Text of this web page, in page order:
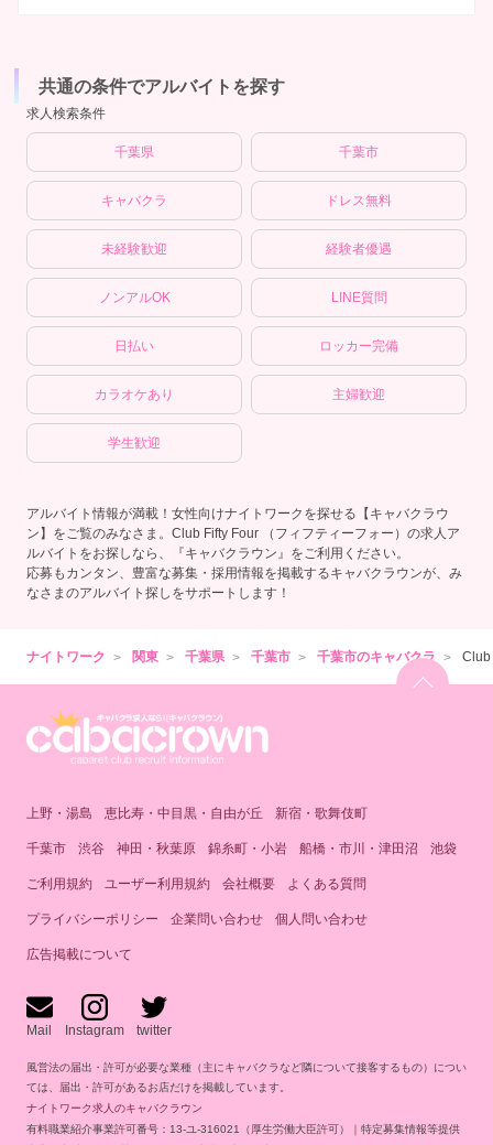
共通の条件でアルバイトを探す
求人検索条件
千葉県 千葉市
キャバクラ ドレス無料
未経験歓迎 経験者優遇
ノンアルOK LINE質問
日払い ロッカー完備
カラオケあり 主婦歓迎
学生歓迎
アルバイト情報が満載！女性向けナイトワークを探せる【キャバクラウ
ン】をご覧のみなさま。Club Fifty Four （フィフティーフォー）の求人ア
ルバイトをお探しなら、『キャバクラウン』をご利用ください。
応募もカンタン、豊富な募集・採用情報を掲載するキャバクラウンが、み
なさまのアルバイト探しをサポートします！
ナイトワーク 関東 千葉県 千葉市 千葉市のキャバクラ Club
上野・湯島 恵比寿・中目黒・自由が丘 新宿・歌舞伎町
千葉市 渋谷 神田・秋葉原 錦糸町・小岩 船橋・市川・津田沼 池袋
ご利用規約 ユーザー利用規約 会社概要 よくある質問
プライバシーポリシー 企業問い合わせ 個人問い合わせ
広告掲載について
Mail Instagram twitter
風営法の届出・許可が必要な業種（主にキャバクラなど隣について接客するもの）につい
ては、届出・許可があるお店だけを掲載しています。
ナイトワーク求人のキャバクラウン
有料職業紹介事業許可番号：13-ユ-316021（厚生労働大臣許可）｜特定募集情報等提供